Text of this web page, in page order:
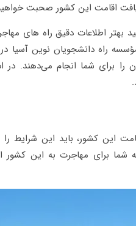
اقامت این کشور صحبت
بهتر اطلاعات دقیق راه های
راه دانشجویان نوین آسیا در
برای شما انجام می‌دهند. در
این کشور، باید این شرایط را
شما برای مهاجرت به این کشور